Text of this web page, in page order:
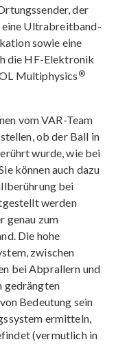
der
Ultrabreitband-
sowie eine
die HF-Elektronik
Multiphysics ®
vom VAR-Team
ob der Ball in
wurde, wie bei
können auch dazu
bei
werden
genau zum
Die hohe
zwischen
bei Abprallern und
gedrängten
Bedeutung sein
ermitteln,
(vermutlich in